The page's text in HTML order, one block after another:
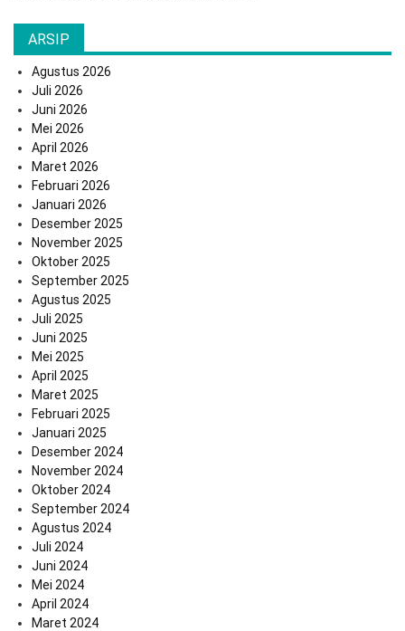
ARSIP
Agustus 2026
Juli 2026
Juni 2026
Mei 2026
April 2026
Maret 2026
Februari 2026
Januari 2026
Desember 2025
November 2025
Oktober 2025
September 2025
Agustus 2025
Juli 2025
Juni 2025
Mei 2025
April 2025
Maret 2025
Februari 2025
Januari 2025
Desember 2024
November 2024
Oktober 2024
September 2024
Agustus 2024
Juli 2024
Juni 2024
Mei 2024
April 2024
Maret 2024